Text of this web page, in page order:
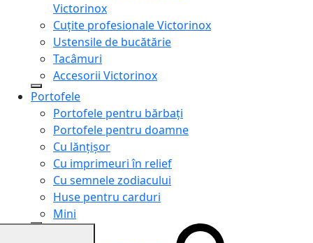
Victorinox
Cuțite profesionale Victorinox
Ustensile de bucătărie
Tacâmuri
Accesorii Victorinox
Portofele
Portofele pentru bărbați
Portofele pentru doamne
Cu lănțișor
Cu imprimeuri în relief
Cu semnele zodiacului
Huse pentru carduri
Mini